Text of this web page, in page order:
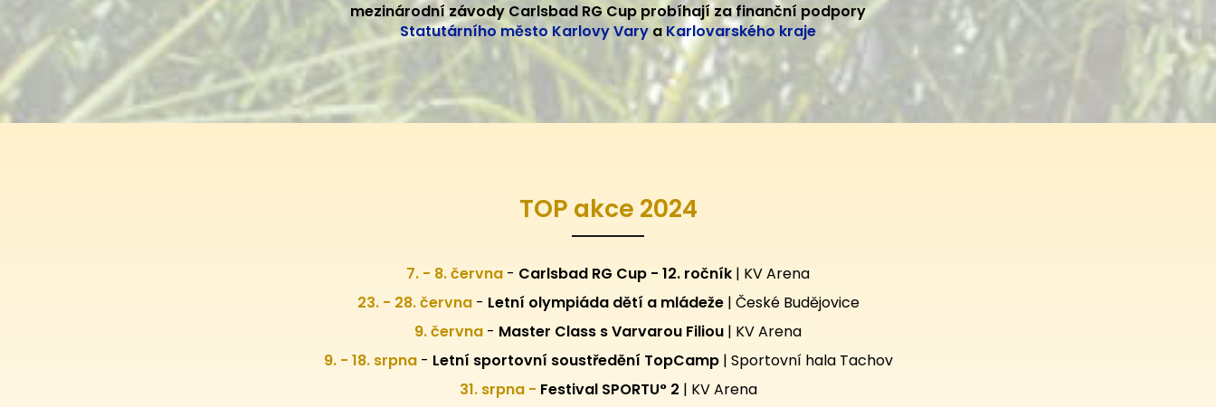
mezinárodní závody Carlsbad RG Cup probíhají za finanční podpory
Statutárního město Karlovy Vary aKarlovarského kraje
TOP akce 2024
7. - 8. června - Carlsbad RG Cup - 12. ročník | KV Arena
23. - 28. června - Letní olympiáda dětí a mládeže | České Budějovice
9. června - Master Class s Varvarou Filiou | KV Arena
9. - 18. srpna - Letní sportovní soustředění TopCamp| Sportovní hala Tachov
31. srpna - Festival SPORTU° 2 | KV Arena